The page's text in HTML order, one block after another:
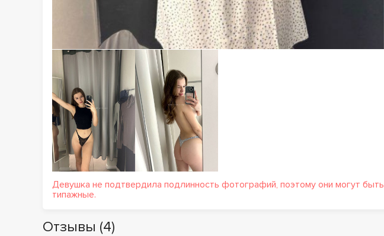
Девушка не подтвердила подлинность фотографий, поэтому они могут быть
типажные.
Отзывы (4)